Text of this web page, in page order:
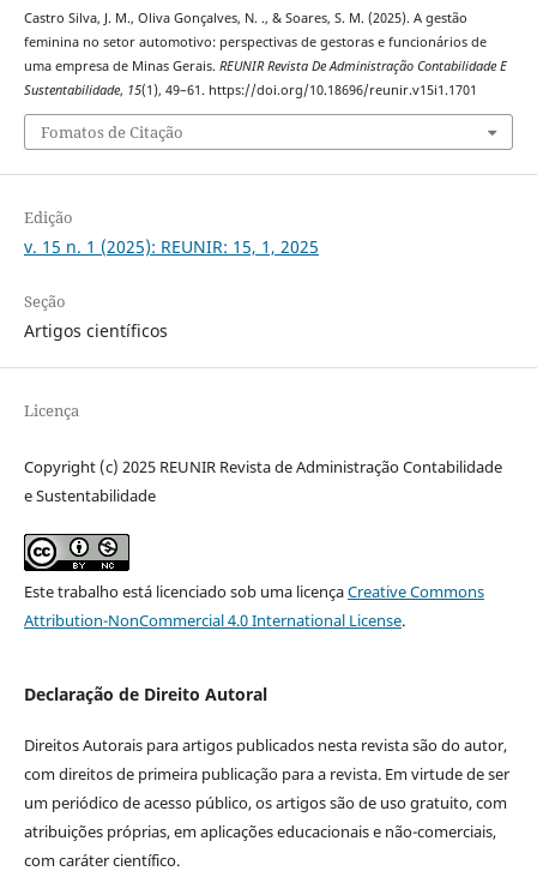
Castro Silva, J. M., Oliva Gonçalves, N. ., & Soares, S. M. (2025). A gestão
feminina no setor automotivo: perspectivas de gestoras e funcionários de
uma empresa de Minas Gerais. REUNIR Revista De Administração Contabilidade E
Sustentabilidade, 15(1), 49–61. https://doi.org/10.18696/reunir.v15i1.1701
Fomatos de Citação
Edição
v. 15 n. 1 (2025): REUNIR: 15, 1, 2025
Seção
Artigos científicos
Licença
Copyright (c) 2025 REUNIR Revista de Administração Contabilidade
e Sustentabilidade
Este trabalho está licenciado sob uma licençaCreative Commons
Attribution-NonCommercial 4.0 International License.
Declaração de Direito Autoral
Direitos Autorais para artigos publicados nesta revista são do autor,
com direitos de primeira publicação para a revista. Em virtude de ser
um periódico de acesso público, os artigos são de uso gratuito, com
atribuições próprias, em aplicações educacionais e não-comerciais,
com caráter científico.